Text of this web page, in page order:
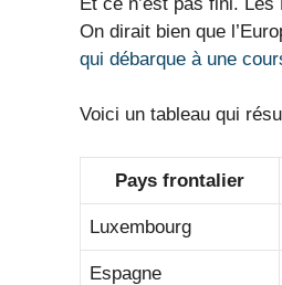
On dirait bien que
qui débarque à une
Voici un tableau qui
Pays frontalier
Luxembourg
Espagne